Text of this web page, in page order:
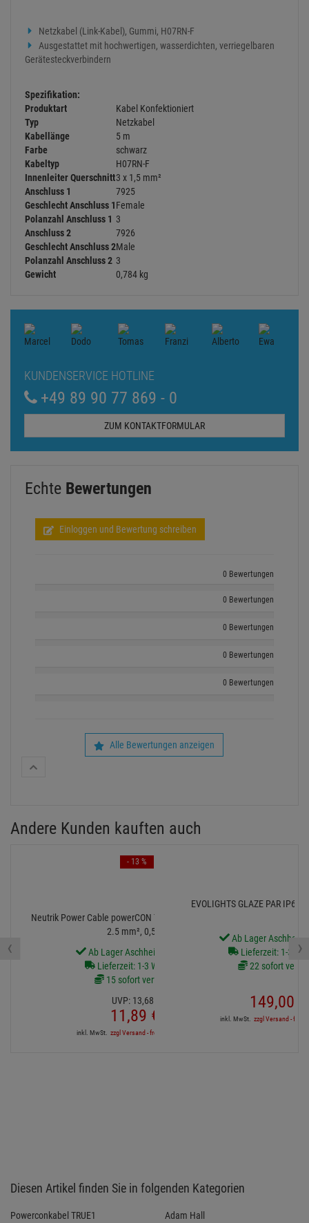
Netzkabel (Link-Kabel), Gummi, H07RN-F
Ausgestattet mit hochwertigen, wasserdichten, verriegelbaren
Gerätesteckverbindern
Spezifikation:
Produktart
Kabel Konfektioniert
Typ
Netzkabel
Kabellänge
5 m
Farbe
schwarz
Kabeltyp
H07RN-F
Innenleiter Querschnitt3 x 1,5 mm²
Anschluss 1
7925
Geschlecht Anschluss 1Female
Polanzahl Anschluss 1 3
Anschluss 2
7926
Geschlecht Anschluss 2Male
Polanzahl Anschluss 2 3
Gewicht
0,784 kg
KUNDENSERVICE HOTLINE
+49 89 90 77 869 - 0
ZUM KONTAKTFORMULAR
Echte Bewertungen
Einloggen und Bewertung schreiben
0 Bewertungen
0 Bewertungen
0 Bewertungen
0 Bewertungen
0 Bewertungen
Alle Bewertungen anzeigen
Andere Kunden kauften auch
Neutrik Power Cable powerCON TRUE1 male/female 3x
2.5 mm², 0,5 m
Ab Lager Aschheim lieferbar
Lieferzeit: 1-3 Werktage
15 sofort verfügbar
UVP: 13,68
11,89 €
inkl. MwSt. zzgl Versand - frei ab 90,-€ in DE
- 13 %
EVOLIGHTS GLAZE PAR IP65,
Ab Lager
Lieferzeit: 1-3
22 sofort
149,00
inkl. MwSt. zzgl Versand - frei
‹ ›
Diesen Artikel finden Sie in folgenden Kategorien
Powerconkabel TRUE1 Adam Hall